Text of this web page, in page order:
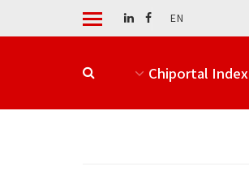
EN
Chiportal Index